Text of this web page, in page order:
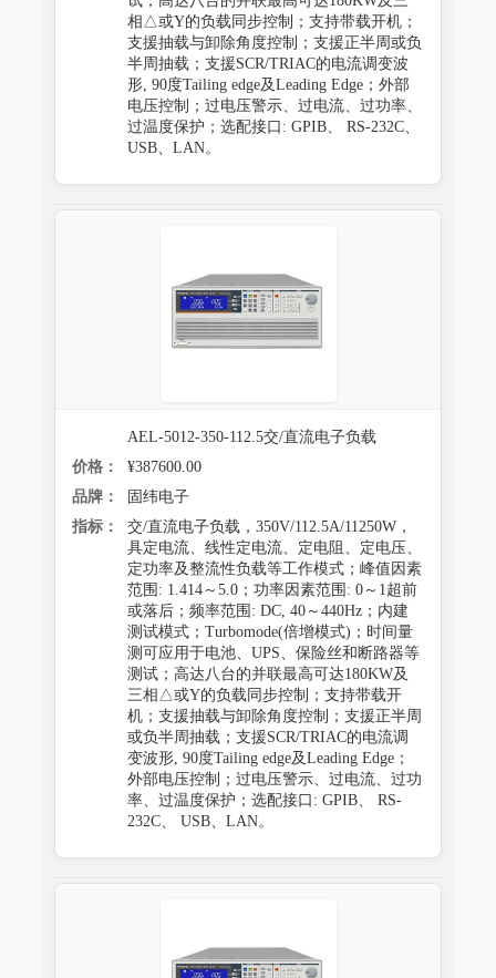
相△或Y的负载同步控制；支持带载开机；
支援抽载与卸除角度控制；支援正半周或负
半周抽载；支援SCR/TRIAC的电流调变波
形, 90度Tailing edge及Leading Edge；外部
电压控制；过电压警示、过电流、过功率、
过温度保护；选配接口: GPIB、 RS-232C、
USB、LAN。
AEL-5012-350-112.5交/直流电子负载
价格：
¥387600.00
品牌：
固纬电子
指标：
交/直流电子负载，350V/112.5A/11250W，
具定电流、线性定电流、定电阻、定电压、
定功率及整流性负载等工作模式；峰值因素
范围: 1.414～5.0；功率因素范围: 0～1超前
或落后；频率范围: DC, 40～440Hz；内建
测试模式；Turbomode(倍增模式)；时间量
测可应用于电池、UPS、保险丝和断路器等
测试；高达八台的并联最高可达180KW及
三相△或Y的负载同步控制；支持带载开
机；支援抽载与卸除角度控制；支援正半周
或负半周抽载；支援SCR/TRIAC的电流调
变波形, 90度Tailing edge及Leading Edge；
外部电压控制；过电压警示、过电流、过功
率、过温度保护；选配接口: GPIB、 RS-
232C、 USB、LAN。